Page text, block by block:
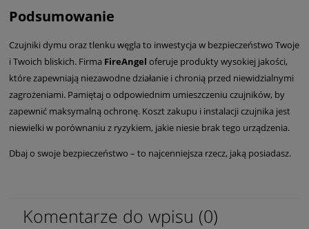
Podsumowanie
Czujniki dymu oraz tlenku węgla to inwestycja w bezpieczeństwo Twoje
i Twoich bliskich. Firma FireAngel oferuje produkty wysokiej jakości,
które zapewniają niezawodne działanie i chronią przed niewidzialnymi
zagrożeniami. Pamiętaj o odpowiednim umieszczeniu czujników, by
zapewnić maksymalną ochronę. Koszt zakupu i instalacji czujnika jest
niewielki w porównaniu z ryzykiem, jakie niesie brak tego urządzenia.
Dbaj o swoje bezpieczeństwo – to najcenniejsza rzecz, jaką posiadasz.
Komentarze do wpisu (0)